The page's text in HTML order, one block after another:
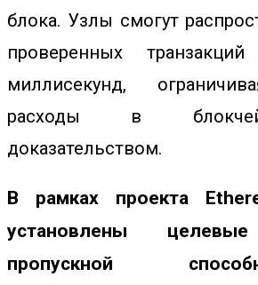
блока. Узлы смогут
проверенных
миллисекунд,
расходы в
доказательством.
В рамках проекта
установлены
пропускной